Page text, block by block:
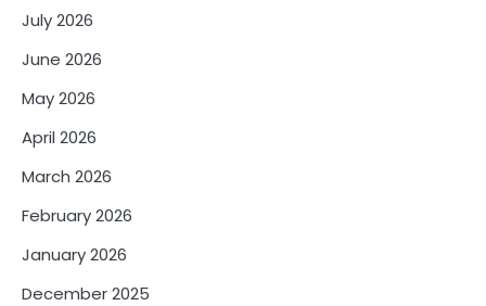
July 2026
June 2026
May 2026
April 2026
March 2026
February 2026
January 2026
December 2025